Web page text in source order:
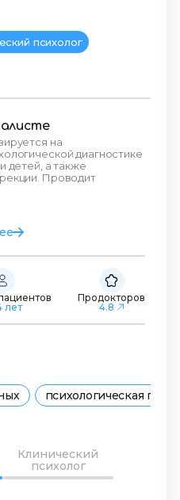
психолог
на
диагностике
детей, а также
Проводит
Век
лет
Продокторов
4.8
психологическая
Клинический
психолог